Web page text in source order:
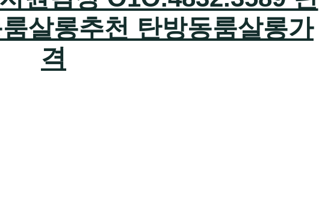
살롱추천 탄방동룸살롱가
격